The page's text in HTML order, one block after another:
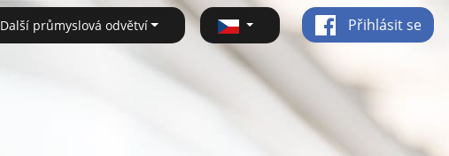
Další průmyslová odvětví Přihlásit se